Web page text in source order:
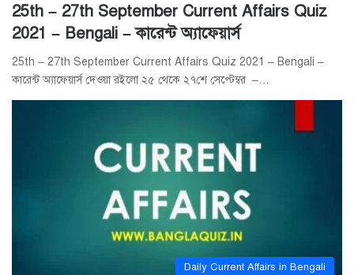
25th – 27th September Current Affairs Quiz
2021 – Bengali – কারেন্ট অ্যাফেয়ার্স
25th – 27th September Current Affairs Quiz 2021 – Bengali –
কারেন্ট অ্যাফেয়ার্স দেওয়া রইলো ২৫ থেকে ২৭শে সেপ্টেম্বর –…
Daily Current Affairs in Bengali